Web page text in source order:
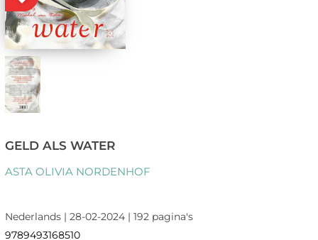
GELD ALS WATER
ASTA OLIVIA NORDENHOF
Nederlands | 28-02-2024 | 192 pagina's
9789493168510